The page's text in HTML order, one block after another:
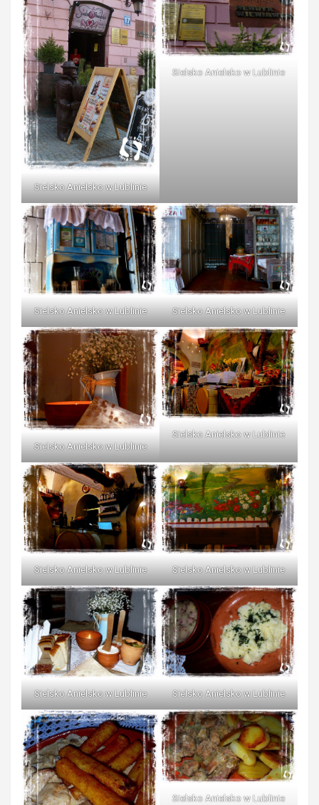
Sielsko Anielsko w Lublinie
Sielsko Anielsko w Lublinie
Sielsko Anielsko w Lublinie Sielsko Anielsko w Lublinie
Sielsko Anielsko w Lublinie
Sielsko Anielsko w Lublinie
Sielsko Anielsko w Lublinie Sielsko Anielsko w Lublinie
Sielsko Anielsko w Lublinie Sielsko Anielsko w Lublinie
Sielsko Anielsko w Lublinie